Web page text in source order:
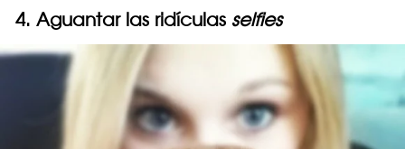
4. Aguantar las ridículas selfies